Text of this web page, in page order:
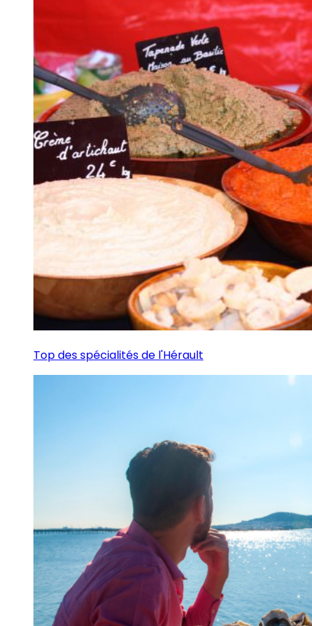
Top des spécialités de l'Hérault